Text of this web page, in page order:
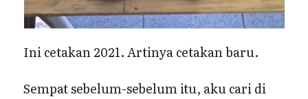
Ini cetakan 2021. Artinya cetakan baru.
Sempat sebelum-sebelum itu, aku cari di